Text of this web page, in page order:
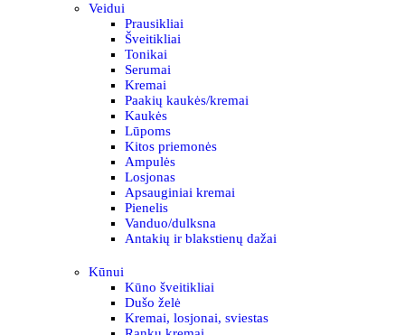
Veidui
Prausikliai
Šveitikliai
Tonikai
Serumai
Kremai
Paakių kaukės/kremai
Kaukės
Lūpoms
Kitos priemonės
Ampulės
Losjonas
Apsauginiai kremai
Pienelis
Vanduo/dulksna
Antakių ir blakstienų dažai
Kūnui
Kūno šveitikliai
Dušo želė
Kremai, losjonai, sviestas